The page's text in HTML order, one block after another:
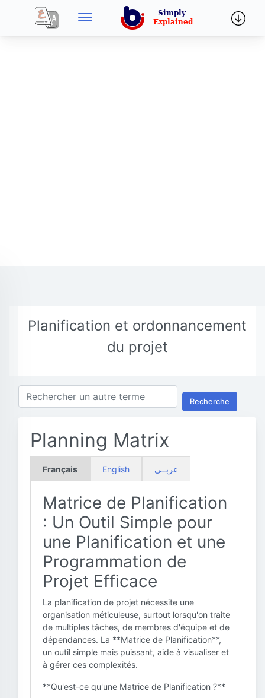
Planification et ordonnancement
du projet
Recherche
Planning Matrix
Français English عربــي
Matrice de Planification
: Un Outil Simple pour
une Planification et une
Programmation de
Projet Efficace
La planification de projet nécessite une
organisation méticuleuse, surtout lorsqu'on traite
de multiples tâches, de membres d'équipe et de
dépendances. La **Matrice de Planification**,
un outil simple mais puissant, aide à visualiser et
à gérer ces complexités.
**Qu'est-ce qu'une Matrice de Planification ?**